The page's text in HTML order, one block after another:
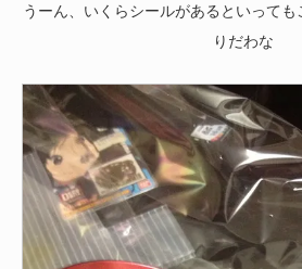
うーん、いくらシールがあるといって
りだわな